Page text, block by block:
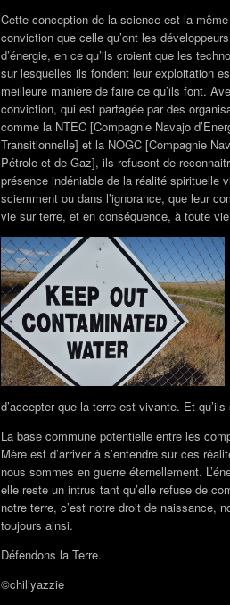
Cette conception de la science est la même
conviction que celle qu’ont les développeurs
d’énergie, en ce qu’ils croient que les
sur lesquelles ils fondent leur exploitation
meilleure manière de faire ce qu’ils font.
conviction, qui est partagée par des
comme la NTEC [Compagnie Navajo
Transitionnelle] et la NOGC [Compagnie
Pétrole et de Gaz], ils refusent de
présence indéniable de la réalité
sciemment ou dans l’ignorance, que leur
vie sur terre, et en conséquence, à toute
d’accepter que la terre est vivante. Et
La base commune potentielle entre les
Mère est d’arriver à s’entendre sur ces
nous sommes en guerre éternellement.
elle reste un intrus tant qu’elle refuse de
notre terre, c’est notre droit de naissance,
toujours ainsi.
Défendons la Terre.
©chiliyazzie